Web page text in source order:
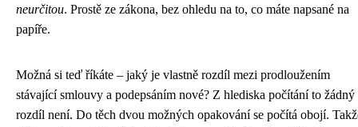
neurčitou. Prostě ze zákona, bez ohledu na to, co máte napsané na
papíře.
Možná si teď říkáte – jaký je vlastně rozdíl mezi prodloužením
stávající smlouvy a podepsáním nové? Z hlediska počítání to žádný
rozdíl není. Do těch dvou možných opakování se počítá obojí.